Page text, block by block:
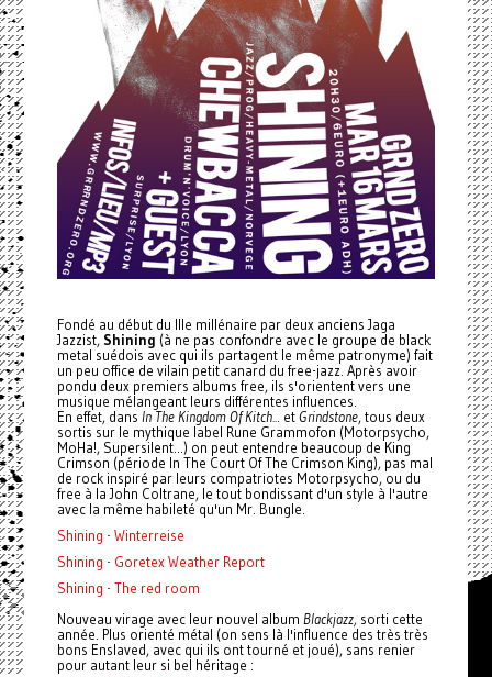
Fondé au début du IIIe millénaire par deux anciens Jaga
Jazzist, Shining (à ne pas confondre avec le groupe de black
metal suédois avec qui ils partagent le même patronyme) fait
un peu office de vilain petit canard du free-jazz. Après avoir
pondu deux premiers albums free, ils s'orientent vers une
musique mélangeant leurs différentes influences.
En effet, dans In The Kingdom Of Kitch.. . etGrindstone, tous deux
sortis sur le mythique label Rune Grammofon (Motorpsycho,
MoHa!, Supersilent...) on peut entendre beaucoup de King
Crimson (période In The Court Of The Crimson King), pas mal
de rock inspiré par leurs compatriotes Motorpsycho, ou du
free à la John Coltrane, le tout bondissant d'un style à l'autre
avec la même habileté qu'un Mr. Bungle.
Shining - Winterreise
Shining - Goretex Weather Report
Shining - The red room
Nouveau virage avec leur nouvel album Blackjazz, sorti cette
année. Plus orienté métal (on sens là l'influence des très très
bons Enslaved, avec qui ils ont tourné et joué), sans renier
pour autant leur si bel héritage :